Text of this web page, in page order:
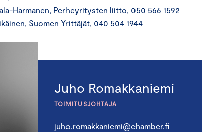
Harmanen, Perheyritysten liitto, 050 566 1592
Suomen Yrittäjät, 040 504 1944
Juho Romakkaniemi
TOIMITUSJOHTAJA
juho.romakkaniemi@chamber.fi